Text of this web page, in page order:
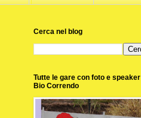
Cerca nel blog
Tutte le gare con foto e speaker
Bio Correndo